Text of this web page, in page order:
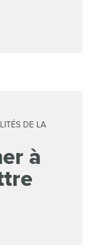
DE LA
à